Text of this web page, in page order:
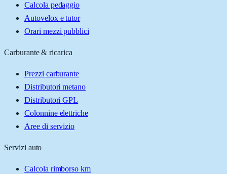
Calcola pedaggio
Autovelox e tutor
Orari mezzi pubblici
Carburante & ricarica
Prezzi carburante
Distributori metano
Distributori GPL
Colonnine elettriche
Aree di servizio
Servizi auto
Calcola rimborso km